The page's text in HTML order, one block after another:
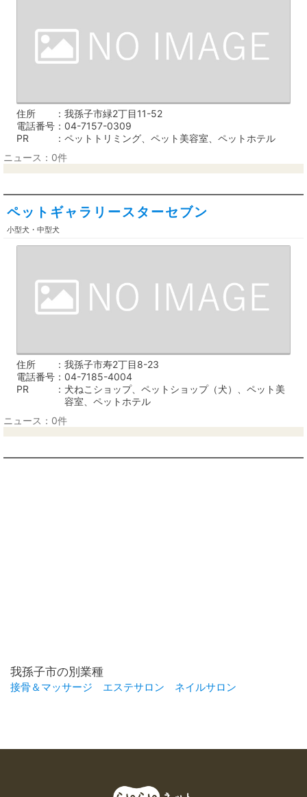
住所
我孫子市緑2丁目11-52
電話番号
04-7157-0309
PR
ペットトリミング、ペット美容室、ペットホテル
ニュース：0件
ペットギャラリースターセブン
小型犬・中型犬
住所
我孫子市寿2丁目8-23
電話番号
04-7185-4004
PR
犬ねこショップ、ペットショップ（犬）、ペット美
容室、ペットホテル
ニュース：0件
我孫子市の別業種
接骨＆マッサージ エステサロン ネイルサロン